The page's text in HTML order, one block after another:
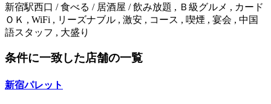
新宿駅西口 / 食べる / 居酒屋 / 飲み放題 , Ｂ級グルメ , カード
ＯＫ , WiFi , リーズナブル , 激安 , コース , 喫煙 , 宴会 , 中国
語スタッフ , 大盛り
条件に一致した店舗の一覧
新宿パレット